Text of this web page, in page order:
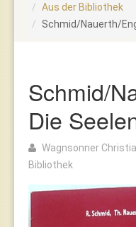
Aus der Bibliothek
Schmid/Nauerth/
Schmid/
Die
Wagnsonner
Bibliothek